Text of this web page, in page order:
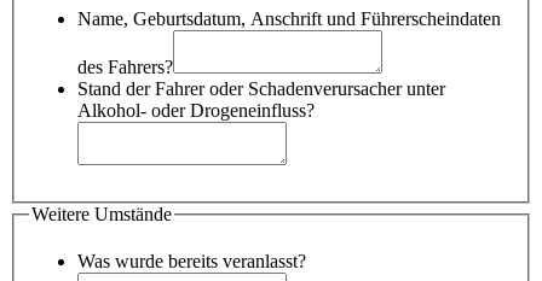
Name, Geburtsdatum, Anschrift und Führerscheindaten
des Fahrers?
Stand der Fahrer oder Schadenverursacher unter
Alkohol- oder Drogeneinfluss?
Weitere Umstände
Was wurde bereits veranlasst?